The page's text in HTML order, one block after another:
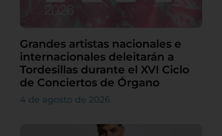
Grandes artistas nacionales e
internacionales deleitarán a
Tordesillas durante el XVI Ciclo
de Conciertos de Órgano
4 de agosto de 2026